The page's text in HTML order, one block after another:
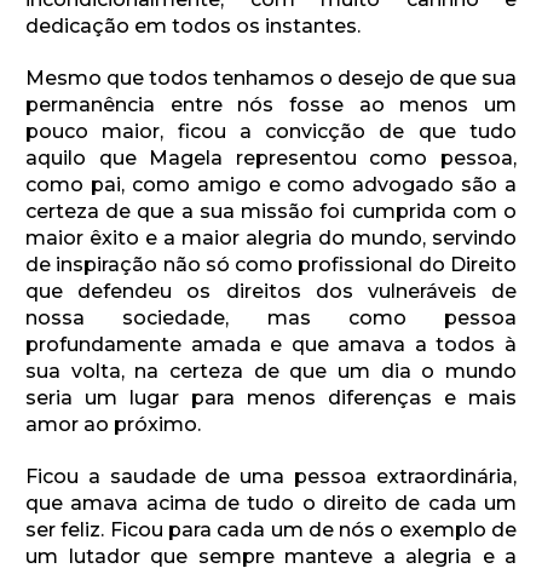
dedicação em todos os instantes.
Mesmo que todos tenhamos o desejo de que sua
permanência entre nós fosse ao menos um
pouco maior, ficou a convicção de que tudo
aquilo que Magela representou como pessoa,
como pai, como amigo e como advogado são a
certeza de que a sua missão foi cumprida com o
maior êxito e a maior alegria do mundo, servindo
de inspiração não só como profissional do Direito
que defendeu os direitos dos vulneráveis de
nossa sociedade, mas como pessoa
profundamente amada e que amava a todos à
sua volta, na certeza de que um dia o mundo
seria um lugar para menos diferenças e mais
amor ao próximo.
Ficou a saudade de uma pessoa extraordinária,
que amava acima de tudo o direito de cada um
ser feliz. Ficou para cada um de nós o exemplo de
um lutador que sempre manteve a alegria e a